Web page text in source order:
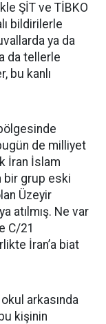
ŞİT ve TİBKO
bildirilerle
ya da
da tellerle
bu kanlı
de milliyet
İran İslam
bir grup eski
Üzeyir
atılmış. Ne var
C/21
İran’a biat
arkasında
kişinin